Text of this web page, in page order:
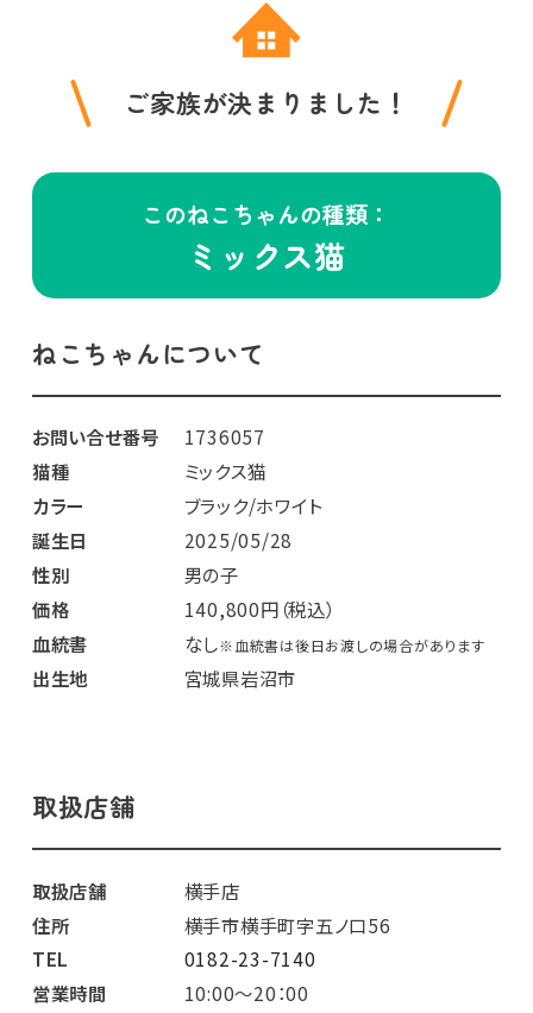
ご家族が決まりました！
このねこちゃんの種類：
ミックス猫
ねこちゃんについて
お問い合せ番号
1736057
猫種
ミックス猫
カラー
ブラック/ホワイト
誕生日
2025/05/28
性別
男の子
価格
140,800円（税込）
血統書
なし※血統書は後日お渡しの場合があります
出生地 宮城県岩沼市
取扱店舗
取扱店舗
横手店
住所
横手市横手町字五ノ口56
TEL
0182-23-7140
営業時間
10:00～20：00